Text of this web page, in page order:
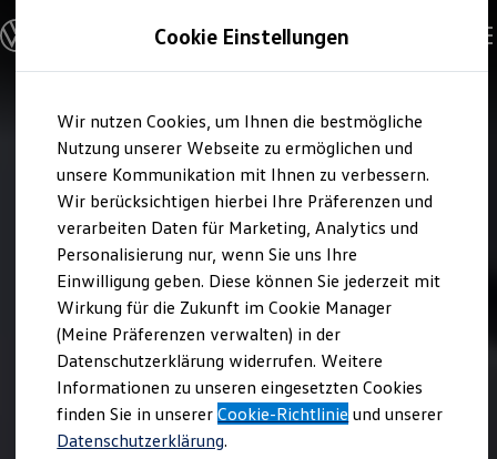
Hauptinhalt
springen
Footer
springen
Modelle & Konfigurator
Nutzfahrzeugkategorien entdecken
Modelle konfigurieren
Vorgängermodelle und Oldtimer
Vorgängermodelle
Oldtimer
Bulli Historie
Branchenlösungen & Gewerbekunden
Umbaulösungen und Hersteller finden
Auf- und Umbauten entdecken & konfigurieren
Groß- und Sonderkunden
Großkunden
Kommunen & Behörden
Journalisten
Sportvereine
Branchenlösungen
Bau & Handwerk
Gewerbliche Personenbeförderung
Service & mobile Werkstätten
Kurier, Logistik & Handel
Cookie Einstellungen
Wir nutzen Cookies, um Ihnen die bestmögliche
Nutzung unserer Webseite zu ermöglichen und
unsere Kommunikation mit Ihnen zu verbessern.
Wir berücksichtigen hierbei Ihre Präferenzen und
verarbeiten Daten für Marketing, Analytics und
Personalisierung nur, wenn Sie uns Ihre
Einwilligung geben. Diese können Sie jederzeit mit
Wirkung für die Zukunft im Cookie Manager
(Meine Präferenzen verwalten) in der
Datenschutzerklärung widerrufen. Weitere
Informationen zu unseren eingesetzten Cookies
finden Sie in unsererCookie-Richtlinie und unserer
Datenschutzerklärung.